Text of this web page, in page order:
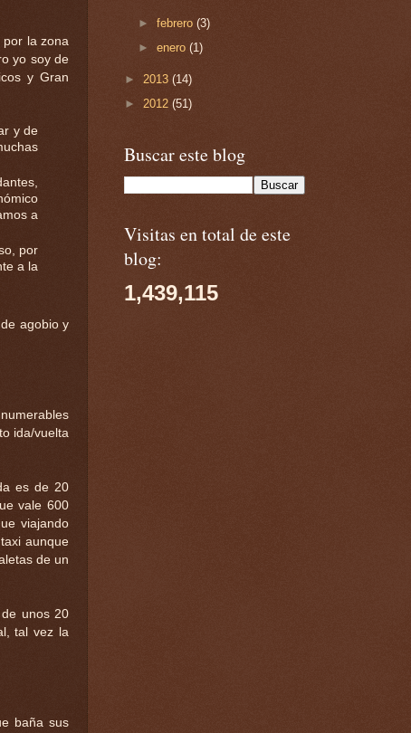
la zona
yo soy de
y Gran
y de
a
por
a la
agobio y
ida/vuelta
es de 20
vale 600
viajando
aunque
de un
unos 20
tal vez la
baña sus
►febrero(3)
►enero(1)
► 2013 (14)
► 2012 (51)
Buscar este blog
Visitas en total de este
blog:
1,439,115